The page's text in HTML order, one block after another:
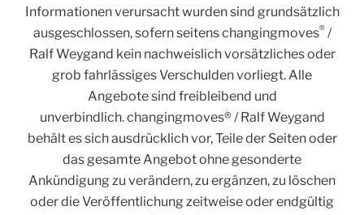
Informationen verursacht wurden sind grundsätzlich
ausgeschlossen, sofern seitens changingmoves® /
Ralf Weygand kein nachweislich vorsätzliches oder
grob fahrlässiges Verschulden vorliegt. Alle
Angebote sind freibleibend und
unverbindlich. changingmoves® / Ralf Weygand
behält es sich ausdrücklich vor, Teile der Seiten oder
das gesamte Angebot ohne gesonderte
Ankündigung zu verändern, zu ergänzen, zu löschen
oder die Veröffentlichung zeitweise oder endgültig